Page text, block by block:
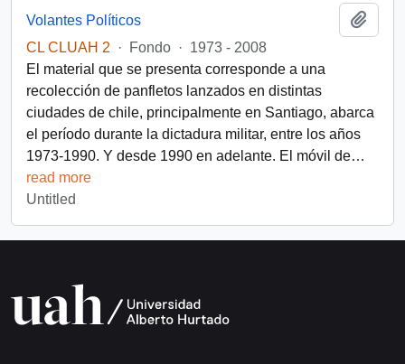
Volantes Políticos
CL CLUAH 2
· Fondo · 1973 - 2008
El material que se presenta corresponde a una
recolección de panfletos lanzados en distintas
ciudades de chile, principalmente en Santiago, abarca
el período durante la dictadura militar, entre los años
1973-1990. Y desde 1990 en adelante. El móvil de…
read more
Untitled